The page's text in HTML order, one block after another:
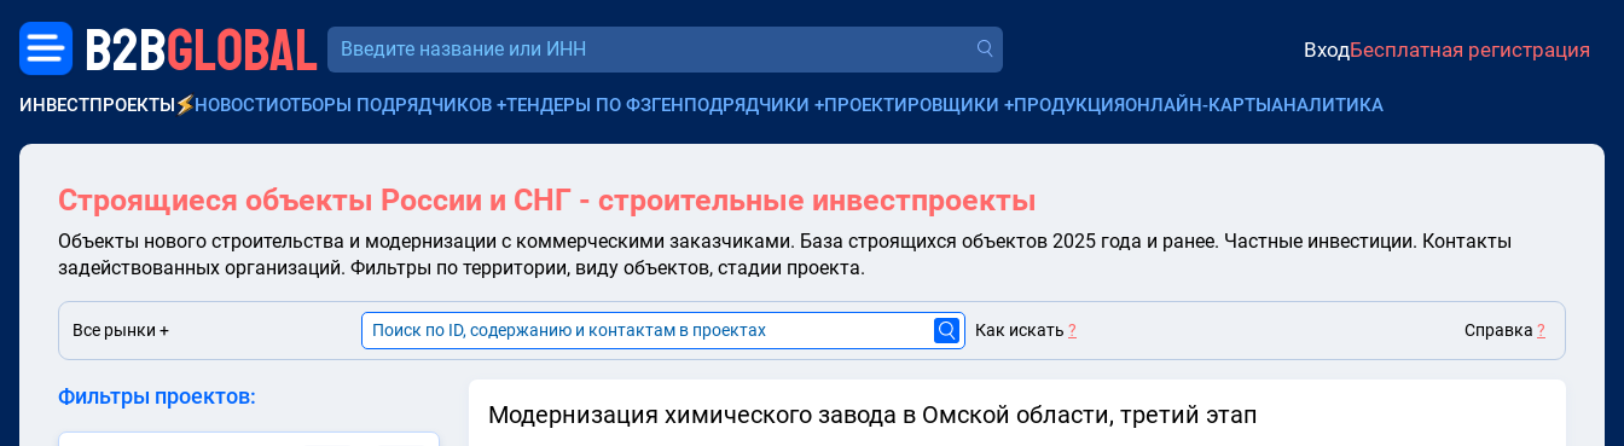
B2BGLOBAL ВходБесплатная регистрация
ИНВЕСТПРОЕКТЫ НОВОСТИОТБОРЫ ПОДРЯДЧИКОВ +ТЕНДЕРЫ ПО ФЗГЕНПОДРЯДЧИКИ +ПРОЕКТИРОВЩИКИ +ПРОДУКЦИЯОНЛАЙН-КАРТЫАНАЛИТИКА
Строящиеся объекты России и СНГ - строительные инвестпроекты
Объекты нового строительства и модернизации с коммерческими заказчиками. База строящихся объектов 2025 года и ранее. Частные инвестиции. Контакты
задействованных организаций. Фильтры по территории, виду объектов, стадии проекта.
Все рынки + Как искать ? Справка ?
Фильтры проектов:
Модернизация химического завода в Омской области, третий этап